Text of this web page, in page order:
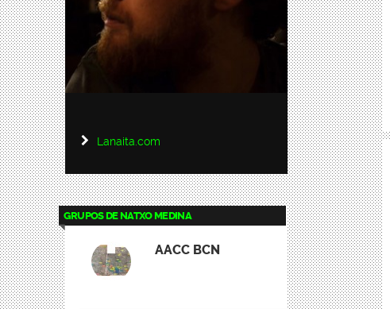
Lanaita.com
GRUPOS DE NATXO MEDINA
AACC BCN